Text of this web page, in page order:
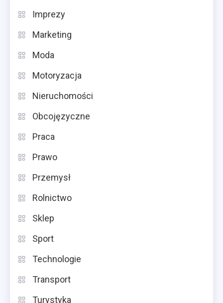
Imprezy
Marketing
Moda
Motoryzacja
Nieruchomości
Obcojęzyczne
Praca
Prawo
Przemysł
Rolnictwo
Sklep
Sport
Technologie
Transport
Turystyka